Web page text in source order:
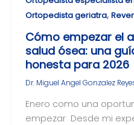
Ortopedista geriatra,
Cómo empezar el
salud ósea: una
honesta para 2026
Dr. Miguel Angel Gonzalez
Enero como una
empezar Desde mi